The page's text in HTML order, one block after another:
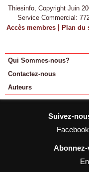
Thiesinfo, Copyright Juin
Service Commercial:
Accès membres | Plan du
Qui Sommes-nous?
Contactez-nous
Auteurs
Suivez-
Facebook